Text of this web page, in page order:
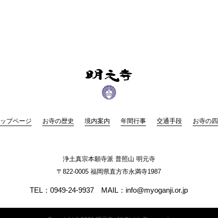
プページ お寺の歴史 境内案内 年間行事 交通手段 お寺の
浄土真宗本願寺派 普照山 明元寺
〒822-0005 福岡県直方市永満寺1987
TEL：0949-24-9937 MAIL：info@myoganji.or.jp